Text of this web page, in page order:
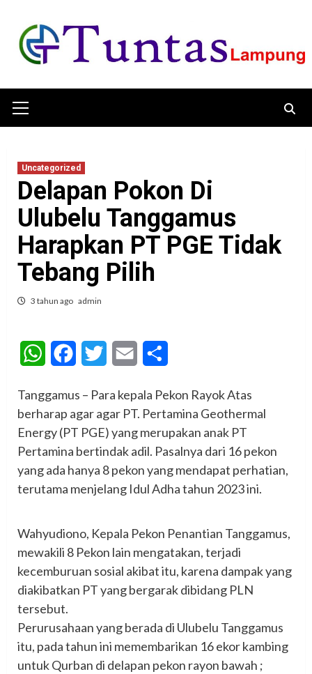
content
Menu
Uncategorized
Delapan Pokon Di
Ulubelu Tanggamus
Harapkan PT PGE Tidak
Tebang Pilih
3 tahun ago admin
WhatsAppFacebookTwitter Email
Tanggamus – Para kepala Pekon Rayok Atas
berharap agar agar PT. Pertamina Geothermal
Energy (PT PGE) yang merupakan anak PT
Pertamina bertindak adil. Pasalnya dari 16 pekon
yang ada hanya 8 pekon yang mendapat perhatian,
terutama menjelang Idul Adha tahun 2023 ini.
Wahyudiono, Kepala Pekon Penantian Tanggamus,
mewakili 8 Pekon lain mengatakan, terjadi
kecemburuan sosial akibat itu, karena dampak yang
diakibatkan PT yang bergarak dibidang PLN
tersebut.
Perurusahaan yang berada di Ulubelu Tanggamus
itu, pada tahun ini memembarikan 16 ekor kambing
untuk Qurban di delapan pekon rayon bawah ;